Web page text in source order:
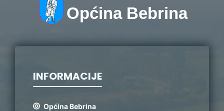
Općina Bebrina
INFORMACIJE
Općina Bebrina